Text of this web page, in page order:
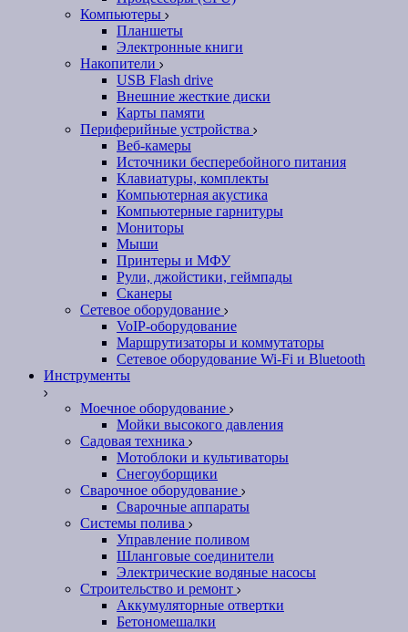
Компьютеры
Планшеты
Электронные книги
Накопители
USB Flash drive
Внешние жесткие диски
Карты памяти
Периферийные устройства
Веб-камеры
Источники бесперебойного питания
Клавиатуры, комплекты
Компьютерная акустика
Компьютерные гарнитуры
Мониторы
Мыши
Принтеры и МФУ
Рули, джойстики, геймпады
Сканеры
Сетевое оборудование
VoIP-оборудование
Маршрутизаторы и коммутаторы
Сетевое оборудование Wi-Fi и Bluetooth
Инструменты
Моечное оборудование
Мойки высокого давления
Садовая техника
Мотоблоки и культиваторы
Снегоуборщики
Сварочное оборудование
Сварочные аппараты
Системы полива
Управление поливом
Шланговые соединители
Электрические водяные насосы
Строительство и ремонт
Аккумуляторные отвертки
Бетономешалки